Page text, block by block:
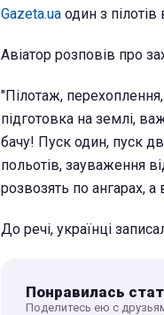
Gazeta.ua один з
Авіатор розповів про
"Пілотаж, перехоплення,
підготовка на землі,
бачу! Пуск один, пуск
польотів, зауваження
розвозять по ангарах, а
До речі, українці
Понравилась
Поделитесь ею с